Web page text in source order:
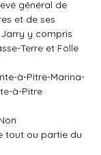
général de
et de ses
y compris
Terre et Folle
à-Pitre-Marina-
à-Pitre
tout ou partie du